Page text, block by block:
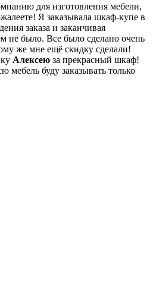
для изготовления мебели,
Я заказывала шкаф-купе в
заказа и заканчивая
не было. Все было сделано очень
же мне ещё скидку сделали!
Алексею за прекрасный шкаф!
мебель буду заказывать только